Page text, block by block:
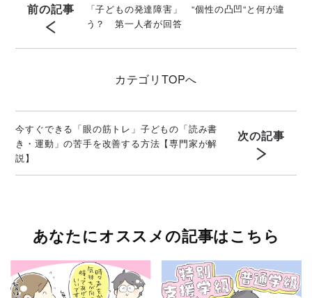
前の記事
「子どもの発達障害」 “個性の凸凹“と何が違
う？ 第一人者が回答
カテゴリ TOPへ
今すぐできる「眼の筋トレ」子どもの「読み書
き・運動」の苦手を改善する方法【専門家が解
説】
次の記事
あなたにオススメの記事はこちら